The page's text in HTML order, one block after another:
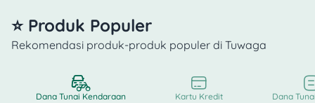
⭐ Produk Populer
Rekomendasi produk-produk populer di Tuwaga
Dana Tunai Kendaraan Kartu Kredit Dana